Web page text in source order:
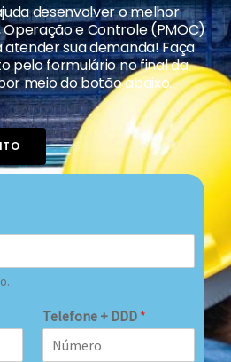
desenvolver o melhor
e Controle (PMOC)
sua demanda! Faça
pelo formulário no final da
meio do botão abaixo.
Telefone + DDD *